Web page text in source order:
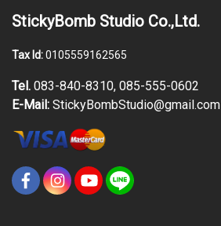
StickyBomb Studio Co.,Ltd.
Tax Id:0105559162565
Tel. 083-840-8310, 085-555-0602
E-Mail: StickyBombStudio@gmail.com